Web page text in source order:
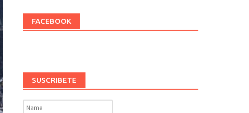
FACEBOOK
SUSCRIBETE